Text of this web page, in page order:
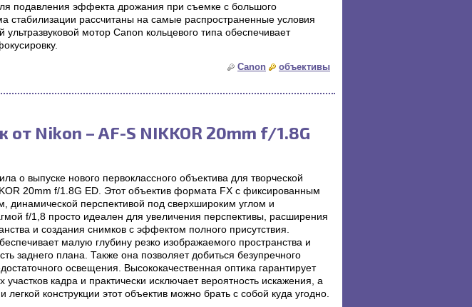
подавления эффекта дрожания при съемке с большого
стабилизации рассчитаны на самые распространенные условия
мотор Canon кольцевого типа обеспечивает
Canon объективы
Nikon – AF-S NIKKOR 20mm f/1.8G
о выпуске нового первоклассного объектива для творческой
20mm f/1.8G ED. Этот объектив формата FX с фиксированным
динамической перспективой под сверхшироким углом и
f/1,8 просто идеален для увеличения перспективы, расширения
и создания снимков с эффектом полного присутствия.
малую глубину резко изображаемого пространства и
заднего плана. Также она позволяет добиться безупречного
освещения. Высококачественная оптика гарантирует
участков кадра и практически исключает вероятность искажения, а
легкой конструкции этот объектив можно брать с собой куда угодно.